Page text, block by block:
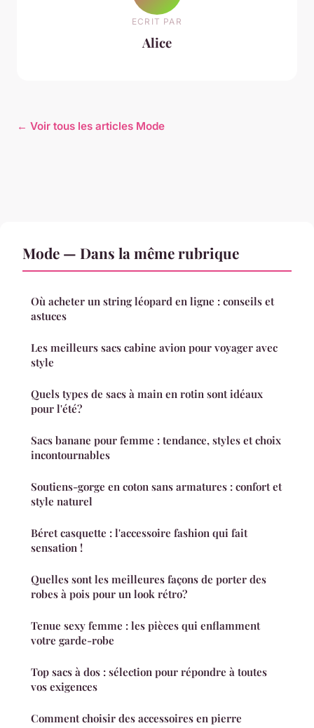
ECRIT PAR
Alice
← Voir tous les articles Mode
Mode — Dans la même rubrique
Où acheter un string léopard en ligne : conseils et
astuces
Les meilleurs sacs cabine avion pour voyager avec
style
Quels types de sacs à main en rotin sont idéaux
pour l'été?
Sacs banane pour femme : tendance, styles et choix
incontournables
Soutiens-gorge en coton sans armatures : confort et
style naturel
Béret casquette : l'accessoire fashion qui fait
sensation !
Quelles sont les meilleures façons de porter des
robes à pois pour un look rétro?
Tenue sexy femme : les pièces qui enflamment
votre garde-robe
Top sacs à dos : sélection pour répondre à toutes
vos exigences
Comment choisir des accessoires en pierre